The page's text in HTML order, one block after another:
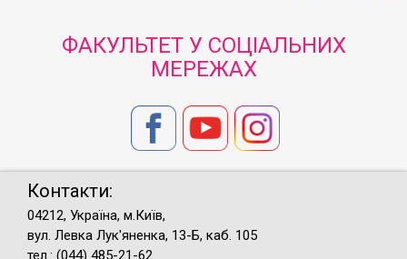
ФАКУЛЬТЕТ У СОЦІАЛЬНИХ
МЕРЕЖАХ
Контакти:
04212, Україна, м.Київ,
вул. Левка Лук'яненка, 13-Б, каб. 105
тел.: (044) 485-21-62